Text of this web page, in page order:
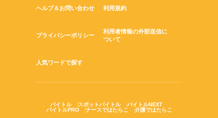
ヘルプ＆お問い合わせ 利用規約
プライバシーポリシー
利用者情報の外部送信に
ついて
人気ワードで探す
バイトル スポットバイトル
バイトルNEXT
バイトルPRO
ナースではたらこ 介護ではたらこ